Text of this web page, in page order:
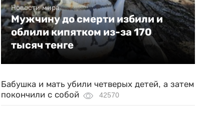
Новости мира
Мужчину до смерти избили и
облили кипятком из-за 170
тысяч тенге
Бабушка и мать убили четверых детей, а затем
покончили с собой
42570